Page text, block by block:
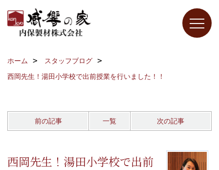
ホーム
スタッフブログ
西岡先生！湯田小学校で出前授業を行いました！！
前の記事 一覧 次の記事
西岡先生！湯田小学校で出前